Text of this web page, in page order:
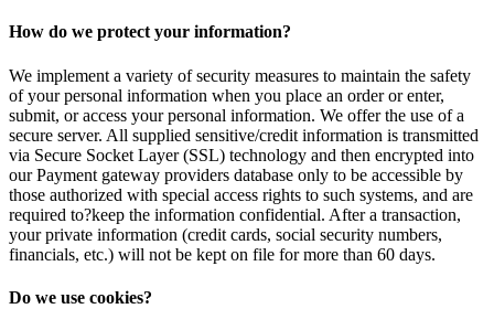
How do we protect your information?
We implement a variety of security measures to maintain the safety
of your personal information when you place an order or enter,
submit, or access your personal information. We offer the use of a
secure server. All supplied sensitive/credit information is transmitted
via Secure Socket Layer (SSL) technology and then encrypted into
our Payment gateway providers database only to be accessible by
those authorized with special access rights to such systems, and are
required to?keep the information confidential. After a transaction,
your private information (credit cards, social security numbers,
financials, etc.) will not be kept on file for more than 60 days.
Do we use cookies?